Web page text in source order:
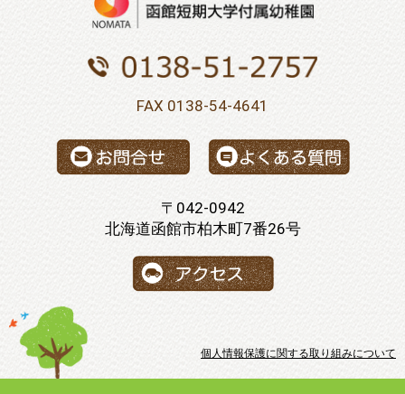
FAX 0138-54-4641
〒042-0942
北海道函館市柏木町7番26号
個人情報保護に関する取り組みについて